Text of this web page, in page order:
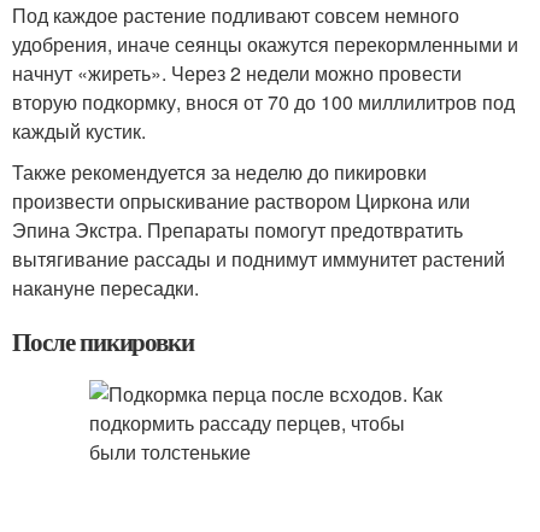
Под каждое растение подливают совсем немного
удобрения, иначе сеянцы окажутся перекормленными и
начнут «жиреть». Через 2 недели можно провести
вторую подкормку, внося от 70 до 100 миллилитров под
каждый кустик.
Также рекомендуется за неделю до пикировки
произвести опрыскивание раствором Циркона или
Эпина Экстра. Препараты помогут предотвратить
вытягивание рассады и поднимут иммунитет растений
накануне пересадки.
После пикировки